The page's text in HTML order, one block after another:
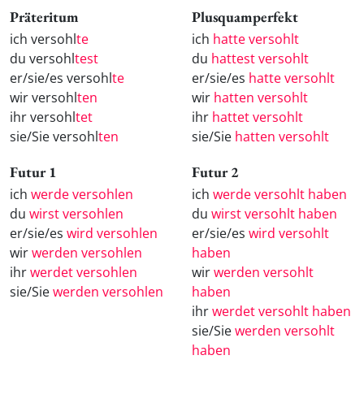
Präteritum
ich versohlte
du versohltest
er/sie/es versohlte
wir versohlten
ihr versohltet
sie/Sie versohlten
Plusquamperfekt
ich hatte versohlt
du hattest versohlt
er/sie/es hatte versohlt
wir hatten versohlt
ihr hattet versohlt
sie/Sie hatten versohlt
Futur 1
ich werde versohlen
du wirst versohlen
er/sie/es wird versohlen
wirwerden versohlen
ihrwerdet versohlen
sie/Siewerden versohlen
Futur 2
ich werde versohlt haben
du wirst versohlt haben
er/sie/es wird versohlt
haben
wirwerden versohlt
haben
ihrwerdet versohlt haben
sie/Siewerden versohlt
haben